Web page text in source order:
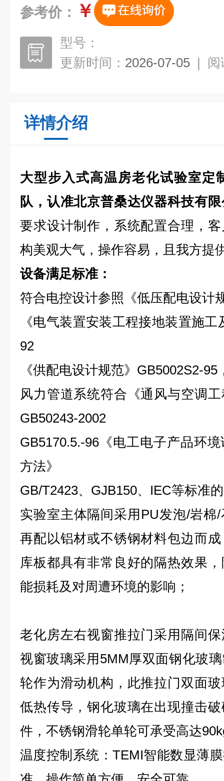
参考价： ￥
型号：
更新时间： 2026-07-05 | 阅
详情介绍
大型步入式高温房老化试验室定
队，认准北京普桑达仪器科技有
要求设计制作，系统配置合理，
构美观大气，操作容易，且我方提
设备满足标准：
符合电控设计参照《低压配电设计
《电气装置安装工程接地装置施
92
《供配电设计规范》GB5002S2-
风力管道系统符合《通风与空调
GB50243-2002
GB5170.5.-96《电工电子产品环
方法》
GB/T2423、GJB150、IEC等标准
实验室主体隔间采用PU发泡/岩棉
再配以铝材或不锈钢材料包边而
库板都具有非常良好的隔热效果
能损耗及对周遭环境的影响；
老化房左右视窗推拉门采用隔间
视窗玻璃采用5MM厚双面钢化玻
轮作为滑动机构，此推拉门双面
低热传导，钢化玻璃在出现撞击
件，不锈钢滑轮单轮可承受高达
温度控制系统：TEMI智能数显薄